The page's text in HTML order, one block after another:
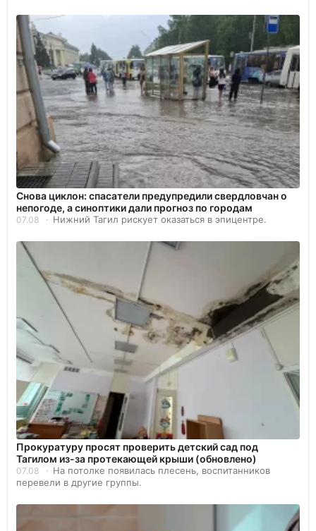
Снова циклон: спасатели предупредили свердловчан о
непогоде, а синоптики дали прогноз по городам
07.08 Нижний Тагил рискует оказаться в эпицентре.
Прокуратуру просят проверить детский сад под
Тагилом из-за протекающей крыши (обновлено)
07.08
На потолке появилась плесень, воспитанников
перевели в другие группы.